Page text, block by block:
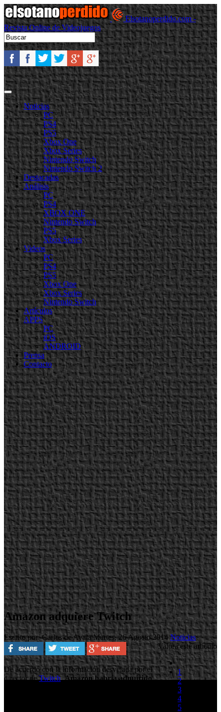
Elsotanoperdido.com -
Revista Online de Videojuegos
Noticias
PC
PS4
PS5
Xbox One
Xbox Series
Nintendo Switch
Nintendo Switch 2
Destacadas
Análisis
PC
PS4
XBOX ONE
Nintendo Switch
PS5
Xbox Series
Videos
PC
PS4
PS5
Xbox One
Xbox Series
Nintendo Switch
Artículos
APPS
PC
iOS
ANDROID
Prensa
Contacto
Amazon adquiere Twitch
Escrito por Carlos de AyalaMartes, 26 Agosto 2014Noticias
Valora este artículo
1
2
3
4
5
De acuerdo con la información desvelada por el
director deTwitch,Amazon habría adquirido